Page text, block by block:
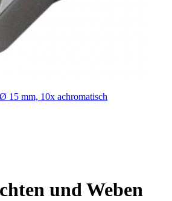
15 mm, 10x achromatisch
und Weben